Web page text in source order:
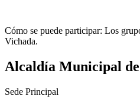
Cómo se puede participar: Los
Vichada.​​ ​
Alcaldía Municipal
Sede Principal